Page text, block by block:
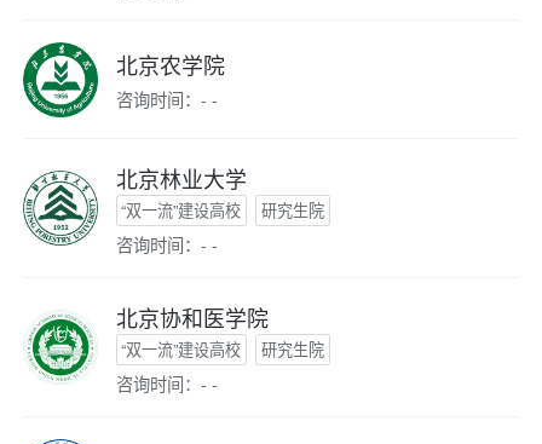
北京农学院
咨询时间：- -
北京林业大学
“双一流”建设高校 研究生院
咨询时间：- -
北京协和医学院
“双一流”建设高校 研究生院
咨询时间：- -